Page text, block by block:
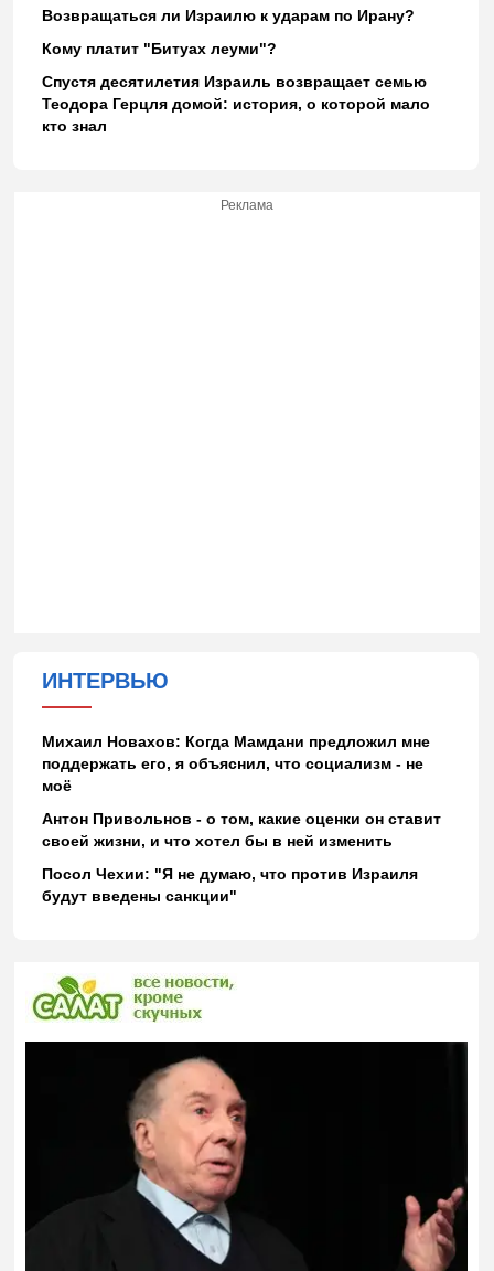
Возвращаться ли Израилю к ударам по Ирану?
Кому платит "Битуах леуми"?
Спустя десятилетия Израиль возвращает семью
Теодора Герцля домой: история, о которой мало
кто знал
Реклама
ИНТЕРВЬЮ
Михаил Новахов: Когда Мамдани предложил мне
поддержать его, я объяснил, что социализм - не
моё
Антон Привольнов - о том, какие оценки он ставит
своей жизни, и что хотел бы в ней изменить
Посол Чехии: "Я не думаю, что против Израиля
будут введены санкции"